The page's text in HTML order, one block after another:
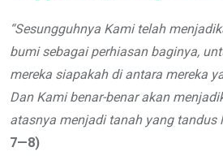
“Sesungguhnya Kami telah
bumi sebagai perhiasan baginya,
mereka siapakah di antara mereka
Dan Kami benar-benar akan
atasnya menjadi tanah yang tandus
7—8)